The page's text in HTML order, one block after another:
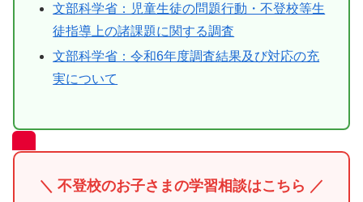
文部科学省：児童生徒の問題行動・不登校等生
徒指導上の諸課題に関する調査
文部科学省：令和6年度調査結果及び対応の充
実について
＼ 不登校のお子さまの学習相談はこちら ／